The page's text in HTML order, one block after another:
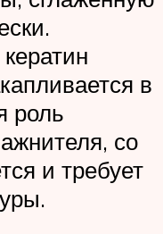
в
роль
со
и требует